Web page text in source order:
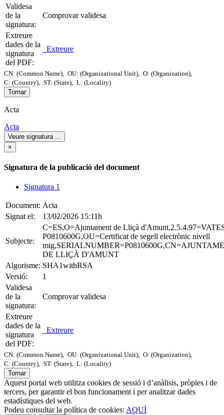
Validesa
de la
signatura:
Comprovar validesa
Extreure
dades de la
signatura
del PDF:
Extreure
CN: (Common Name), OU: (Organizational Unit),
O: (Organization),
C: (Country),
ST: (State),
L: (Locality)
Tornar
Acta
Acta
Veure signatura
×
Signatura de la publicació del document
Signatura 1
Document: Acta
Signat el:
13/02/2026 15:11h
Subjecte:
C=ES,O=Ajuntament de Lliçà
P0810600G,OU=Certificat de segell electrònic nivell
DE LLIÇÀ D'AMUNT
Algorisme: SHA1withRSA
Versió:
1
Validesa
de la
signatura:
Comprovar validesa
Extreure
dades de la
signatura
del PDF:
Extreure
CN: (Common Name), OU: (Organizational Unit), O: (Organization),
C: (Country), ST: (State), L: (Locality)
Tornar
Aquest portal web utilitza cookies de sessió i d’anàlisis, pròpies i de
tercers, per garantir el bon funcionament i per analitzar dades
estadístiques del web.
Podeu consultar la política de cookies: AQUÍ